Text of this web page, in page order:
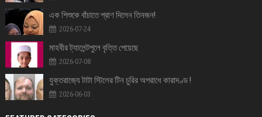
এক শিশুকে বাঁচাতে প্রাণ দিলেন তিনজন!
2026-07-24
মাহবীর ট্যালেন্টপুলে বৃত্তি পেয়েছে
2026-07-08
যুক্তরাজ‍্যে টাটা স্টিলের টিন চুরির অপরাধে কারাদণ্ড !
2026-06-03